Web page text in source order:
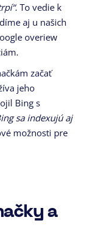
. To vedie k
aj u našich
overiew
začať
jeho
Bing s
sa indexujú aj
možnosti pre
a